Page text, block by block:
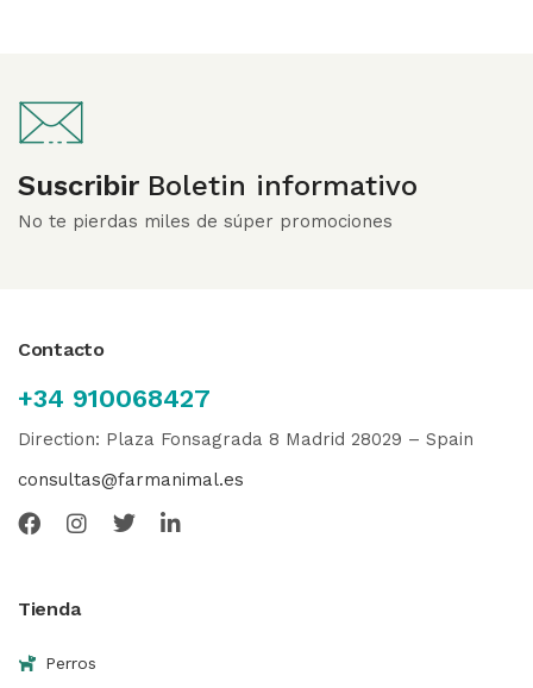
Suscribir Boletin informativo
No te pierdas miles de súper promociones
Contacto
+34 910068427
Direction: Plaza Fonsagrada 8 Madrid 28029 – Spain
consultas@farmanimal.es
Tienda
Perros